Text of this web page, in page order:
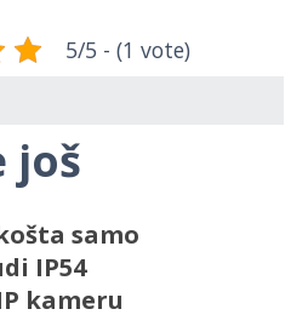
5/5 - (1 vote)
još
samo
IP54
kameru